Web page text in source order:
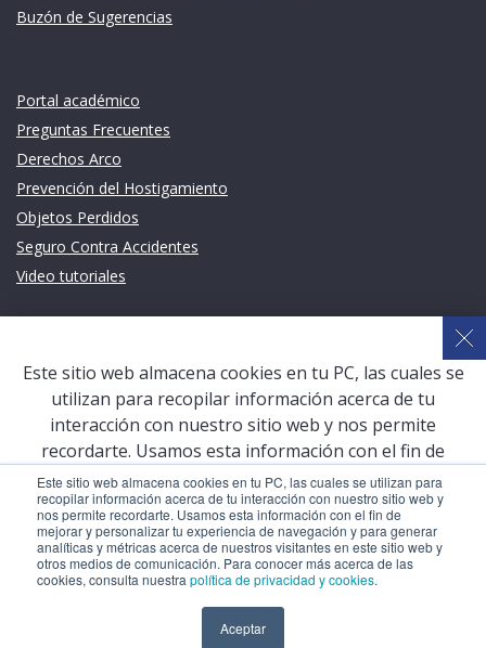
Este sitio web almacena cookies en tu PC, las cuales se utilizan para
recopilar información acerca de tu interacción con nuestro sitio web y
nos permite recordarte. Usamos esta información con el fin de
mejorar y personalizar tu experiencia de navegación y para generar
analíticas y métricas acerca de nuestros visitantes en este sitio web y
otros medios de comunicación. Para conocer más acerca de las
cookies, consulta nuestra política de privacidad y cookies.
Aceptar
Buzón de Sugerencias
Portal académico
Preguntas Frecuentes
Derechos Arco
Prevención del Hostigamiento
Objetos Perdidos
Seguro Contra Accidentes
Video tutoriales
Sistema de Gestión Académica (SGA)
Defensoría Universitaria
Terceros vinculados
San Pablo Mail
Aula Virtual Pregrado
Aula Virtual Postgrado
COPYRIGHT © 2026 Universidad Católica San Pablo – RUC:
Este sitio web almacena cookies en tu PC, las cuales se
utilizan para recopilar información acerca de tu
interacción con nuestro sitio web y nos permite
recordarte. Usamos esta información con el fin de
mejorar y personalizar tu experiencia de navegación y
para generar analíticas y métricas acerca de nuestros
visitantes en este sitio web y otros medios de
comunicación. Para conocer más acerca de las cookies,
consulta nuestrapolítica de privacidad y cookies
Aceptar